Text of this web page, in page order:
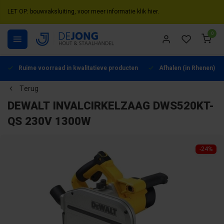
LET OP: bouwvaksluiting, voor meer informatie klik hier.
0
Ruime voorraad in kwalitatieve producten Afhalen (in Rhenen)
Terug
DEWALT INVALCIRKELZAAG DWS520KT-
QS 230V 1300W
-24%